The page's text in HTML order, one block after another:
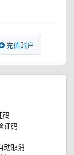
充值账户
码
证码
动取消